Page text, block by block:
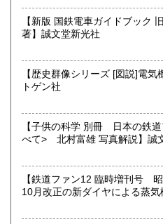
営業時間：(平日)10:00-17:00
定休日：土日祝休/臨時休業有
★出張買取・郵送買取(※要事
お気軽にご相談ください。
取り扱い分野
近代文献、趣味、サブカルチャ
【新版 国鉄電車ガイドブック
著】誠文堂新光社
【歴史群像シリーズ [図説]電
トゲン社
【子供の科学 別冊 日本の鉄
べて> 北村富雄 写真解説】誠
【鉄道ファン12 臨時増刊号
10月改正の新ダイヤによる蒸気